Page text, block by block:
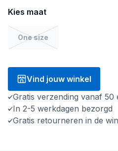
Kies maat
One size
Vind jouw winkel
Gratis verzending vanaf 50
In 2-5 werkdagen bezorgd
Gratis retourneren in de